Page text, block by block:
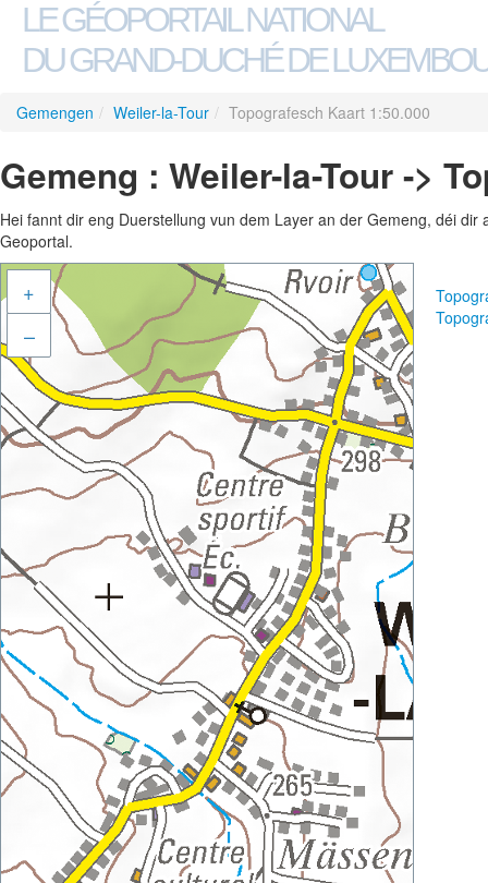
LE GÉOPORTAIL NATIONAL
DU GRAND-DUCHÉ DE
Gemengen / Weiler-la-Tour / Topografesch Kaart 1:50.000
Gemeng : Weiler-la-Tour ->
Hei fannt dir eng Duerstellung vun dem Layer an der Gemeng, déi
Geoportal.
+
–